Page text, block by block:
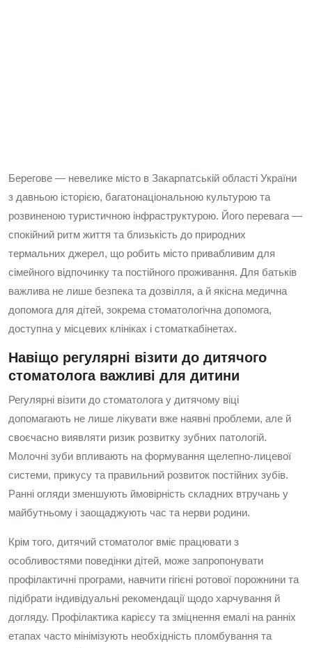
Берегове — невелике місто в Закарпатській області України
з давньою історією, багатонаціональною культурою та
розвиненою туристичною інфраструктурою. Його перевага —
спокійний ритм життя та близькість до природних
термальних джерел, що робить місто привабливим для
сімейного відпочинку та постійного проживання. Для батьків
важлива не лише безпека та дозвілля, а й якісна медична
допомога для дітей, зокрема стоматологічна допомога,
доступна у місцевих клініках і стоматкабінетах.
Навіщо регулярні візити до дитячого
стоматолога важливі для дитини
Регулярні візити до стоматолога у дитячому віці
допомагають не лише лікувати вже наявні проблеми, але й
своєчасно виявляти ризик розвитку зубних патологій.
Молочні зуби впливають на формування щелепно-лицевої
системи, прикусу та правильний розвиток постійних зубів.
Ранні огляди зменшують ймовірність складних втручань у
майбутньому і заощаджують час та нерви родини.
Крім того, дитячий стоматолог вміє працювати з
особливостями поведінки дітей, може запропонувати
профілактичні програми, навчити гігієні ротової порожнини та
підібрати індивідуальні рекомендації щодо харчування й
догляду. Профілактика карієсу та зміцнення емалі на ранніх
етапах часто мінімізують необхідність пломбування та